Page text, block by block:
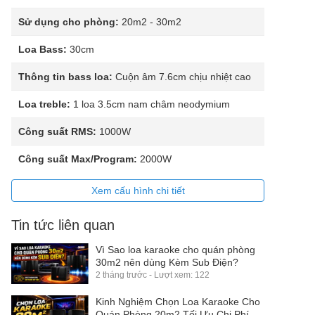
Sử dụng cho phòng: 20m2 - 30m2
Loa Bass: 30cm
Thông tin bass loa: Cuộn âm 7.6cm chịu nhiệt cao
Loa treble: 1 loa 3.5cm nam châm neodymium
Công suất RMS: 1000W
Công suất Max/Program: 2000W
Xem cấu hình chi tiết
Tin tức liên quan
Vì Sao loa karaoke cho quán phòng
30m2 nên dùng Kèm Sub Điện?
2 tháng trước - Lượt xem: 122
Kinh Nghiệm Chọn Loa Karaoke Cho